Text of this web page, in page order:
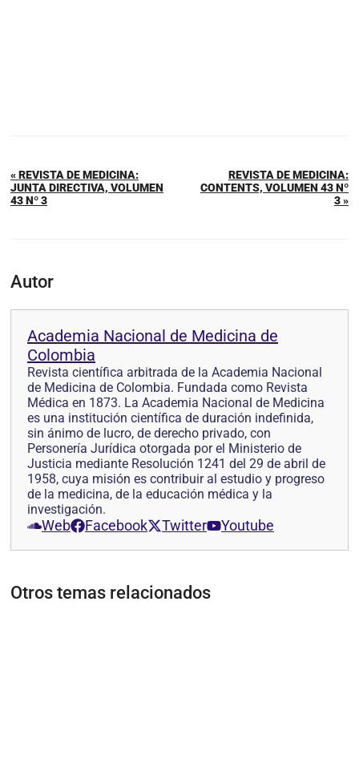
« REVISTA DE MEDICINA:
JUNTA DIRECTIVA, VOLUMEN
43 Nº 3
REVISTA DE MEDICINA:
CONTENTS, VOLUMEN 43 Nº
3 »
Autor
Academia Nacional de Medicina de
Colombia
Revista científica arbitrada de la Academia Nacional
de Medicina de Colombia. Fundada como Revista
Médica en 1873. La Academia Nacional de Medicina
es una institución científica de duración indefinida,
sin ánimo de lucro, de derecho privado, con
Personería Jurídica otorgada por el Ministerio de
Justicia mediante Resolución 1241 del 29 de abril de
1958, cuya misión es contribuir al estudio y progreso
de la medicina, de la educación médica y la
investigación.
Web Facebook Twitter Youtube
Otros temas relacionados